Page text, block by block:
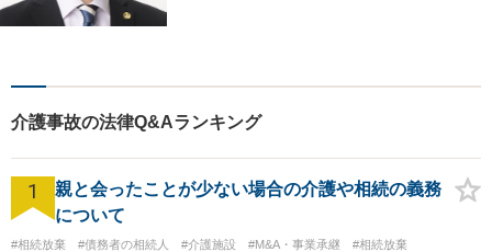
も、まずはご相談ください。
介護事故の法律Q&Aランキング
1
親と会ったことが少ない場合の介護や相続の義務
について
#相続放棄 #債務者の相続人 #介護施設 #M&A・事業承継 #相続放棄